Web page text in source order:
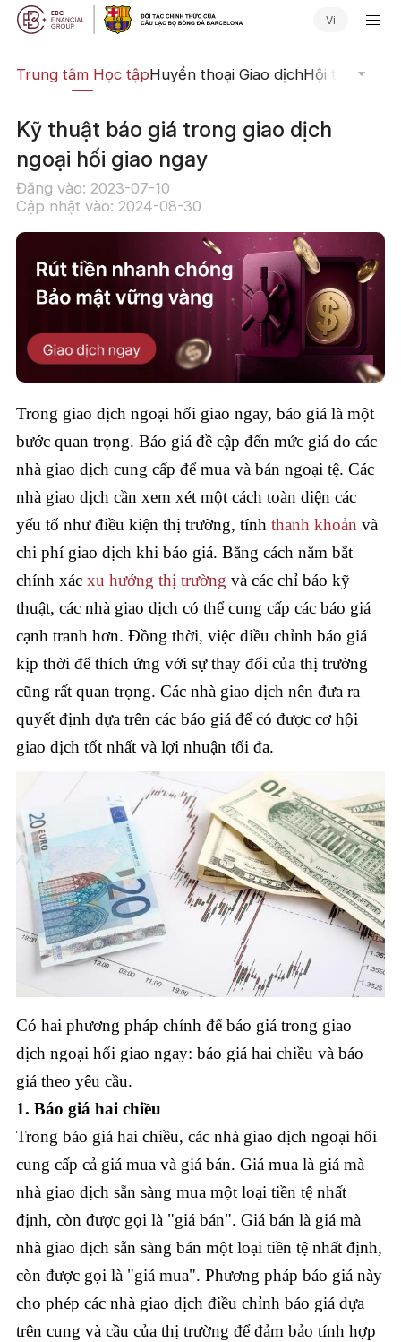
Vi
Trung tâm Học tậpHuyền thoại Giao dịchHội thảo
Kỹ thuật báo giá trong giao dịch
ngoại hối giao ngay
Đăng vào: 2023-07-10
Cập nhật vào: 2024-08-30
Trong giao dịch ngoại hối giao ngay, báo giá là một
bước quan trọng. Báo giá đề cập đến mức giá do các
nhà giao dịch cung cấp để mua và bán ngoại tệ. Các
nhà giao dịch cần xem xét một cách toàn diện các
yếu tố như điều kiện thị trường, tính thanh khoản và
chi phí giao dịch khi báo giá. Bằng cách nắm bắt
chính xác xu hướng thị trường và các chỉ báo kỹ
thuật, các nhà giao dịch có thể cung cấp các báo giá
cạnh tranh hơn. Đồng thời, việc điều chỉnh báo giá
kịp thời để thích ứng với sự thay đổi của thị trường
cũng rất quan trọng. Các nhà giao dịch nên đưa ra
quyết định dựa trên các báo giá để có được cơ hội
giao dịch tốt nhất và lợi nhuận tối đa.
Có hai phương pháp chính để báo giá trong giao
dịch ngoại hối giao ngay: báo giá hai chiều và báo
giá theo yêu cầu.
1. Báo giá hai chiều
Trong báo giá hai chiều, các nhà giao dịch ngoại hối
cung cấp cả giá mua và giá bán. Giá mua là giá mà
nhà giao dịch sẵn sàng mua một loại tiền tệ nhất
định, còn được gọi là "giá bán". Giá bán là giá mà
nhà giao dịch sẵn sàng bán một loại tiền tệ nhất định,
còn được gọi là "giá mua". Phương pháp báo giá này
cho phép các nhà giao dịch điều chỉnh báo giá dựa
trên cung và cầu của thị trường để đảm bảo tính hợp